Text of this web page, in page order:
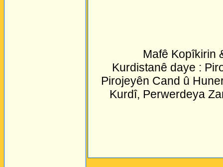
Mafê Kopîkirin
Kurdistanê daye :
Pirojeyên Cand û
Kurdî, Perwerdeya